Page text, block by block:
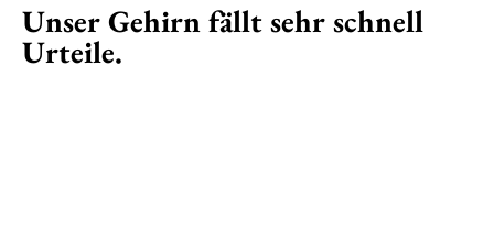
Unser Gehirn fällt sehr schnell
Urteile.